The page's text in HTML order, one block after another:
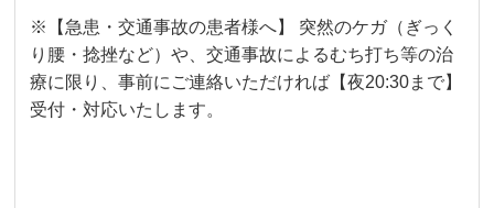
※【急患・交通事故の患者様へ】 突然のケガ（ぎっく
り腰・捻挫など）や、交通事故によるむち打ち等の治
療に限り、事前にご連絡いただければ【夜20:30まで】
受付・対応いたします。